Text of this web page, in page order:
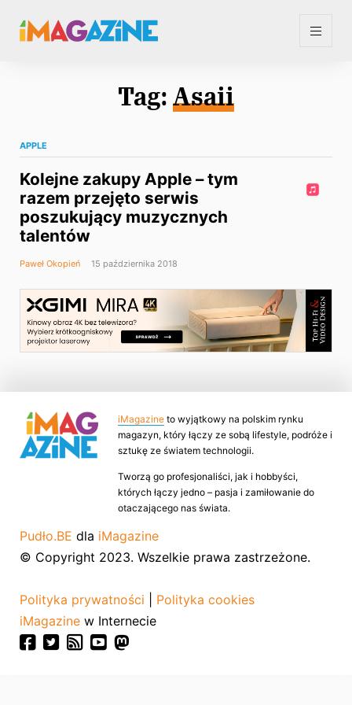
Tag: Asaii
APPLE
Kolejne zakupy Apple – tym
razem przejęto serwis
poszukujący muzycznych
talentów
Paweł Okopień 15 października 2018
iMagazine to wyjątkowy na polskim rynku
magazyn, który łączy ze sobą lifestyle, podróże i
sztukę ze światem technologii.
Tworzą go profesjonaliści, jak i hobbyści,
których łączy jedno – pasja i zamiłowanie do
otaczającego nas świata.
Pudło.BE dla iMagazine
© Copyright 2023. Wszelkie prawa zastrzeżone.
Polityka prywatności
Polityka cookies
iMagazine w Internecie